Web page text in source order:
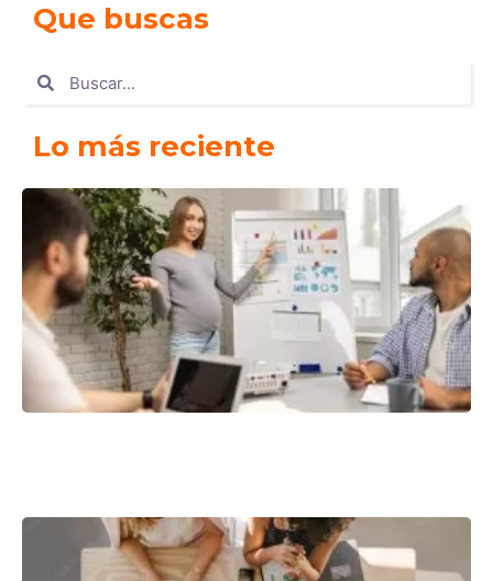
Que buscas
Lo más reciente